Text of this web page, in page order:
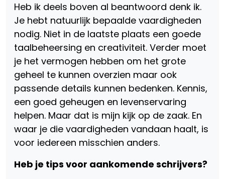
Heb ik deels boven al beantwoord denk ik.
Je hebt natuurlijk bepaalde vaardigheden
nodig. Niet in de laatste plaats een goede
taalbeheersing en creativiteit. Verder moet
je het vermogen hebben om het grote
geheel te kunnen overzien maar ook
passende details kunnen bedenken. Kennis,
een goed geheugen en levenservaring
helpen. Maar dat is mijn kijk op de zaak. En
waar je die vaardigheden vandaan haalt, is
voor iedereen misschien anders.
Heb je tips voor aankomende schrijvers?